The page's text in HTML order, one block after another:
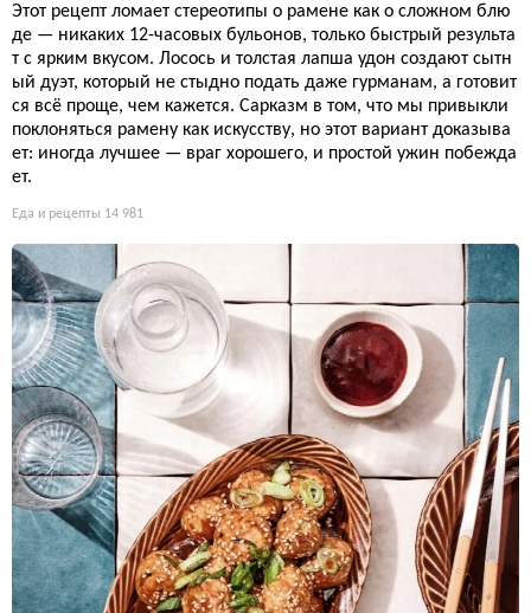
Этот рецепт ломает стереотипы о рамене как о сложном блю
де — никаких 12-часовых бульонов, только быстрый результа
т с ярким вкусом. Лосось и толстая лапша удон создают сытн
ый дуэт, который не стыдно подать даже гурманам, а готовит
ся всё проще, чем кажется. Сарказм в том, что мы привыкли
поклоняться рамену как искусству, но этот вариант доказыва
ет: иногда лучшее — враг хорошего, и простой ужин побежда
ет.
Еда и рецепты 14 981